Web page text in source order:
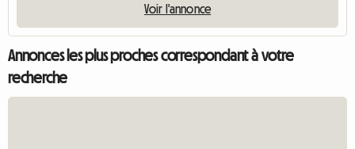
Voir l'annonce
Annonces les plus proches correspondant à votre
recherche